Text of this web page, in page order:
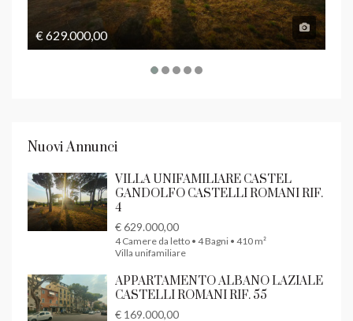
€ 629.000,00
Nuovi Annunci
VILLA UNIFAMILIARE CASTEL
GANDOLFO CASTELLI ROMANI RIF.
4
€ 629.000,00
4 Camere da letto • 4 Bagni • 410 m²
Villa unifamiliare
APPARTAMENTO ALBANO LAZIALE
CASTELLI ROMANI RIF. 55
€ 169.000,00